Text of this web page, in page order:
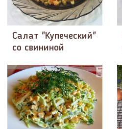
Салат "Купеческий"
со свининой